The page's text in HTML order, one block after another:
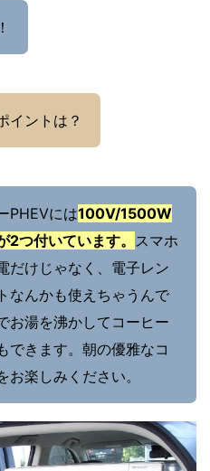
イントは？
PHEVには100V/1500W
2つ付いています。 スマホ
だけじゃなく、電子レン
なんかも使えちゃうんで
お湯を沸かしてコーヒー
できます。朝の優雅なコ
お楽しみください。